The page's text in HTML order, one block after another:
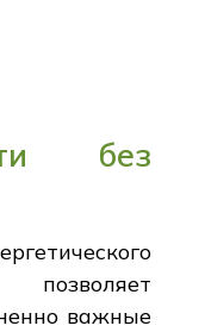
без
позволяет
важные